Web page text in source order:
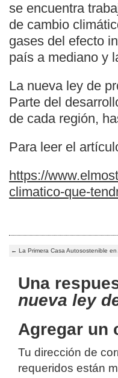
se encuentra
de cambio
gases del efecto
país a mediano y
La nueva ley de
Parte del
de cada región,
Para leer el
https://
climatico-que-
← La Primera Casa Autosostenible
Una
nueva ley
Agregar un
Tu dirección de
requeridos están